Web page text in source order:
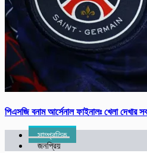
পিএসজি বনাম আর্সে‌নাল ফাইনালঃ খেলা
সাম্প্রতিক
জনপ্রিয়